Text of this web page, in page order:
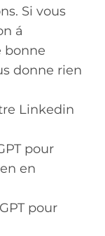
Si vous
á
bonne
donne rien
Linkedin
pour
en
pour